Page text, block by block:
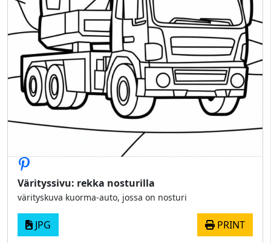
Värityssivu: rekka nosturilla
värityskuva kuorma-auto, jossa on nosturi
JPG PRINT